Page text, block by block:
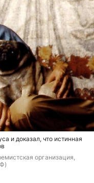
и доказал, что истинная
организация,